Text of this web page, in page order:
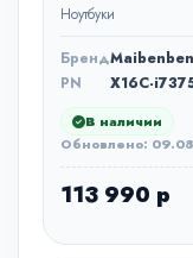
Ноутбуки
БрендMaibenben
PN
X16C-
В наличии
Обновлено:
113 990 р